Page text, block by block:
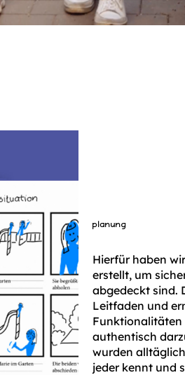
planung
Hierfür haben
erstellt, um
abgedeckt sind.
Leitfaden und
authentisch
wurden
jeder kennt und